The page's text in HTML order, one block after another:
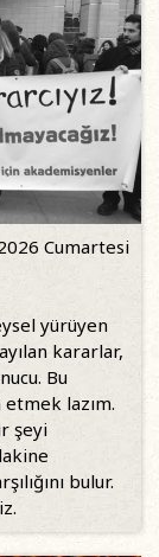
Cumartesi
yürüyen
kararlar,
Bu
lazım.
şeyi
bulur.